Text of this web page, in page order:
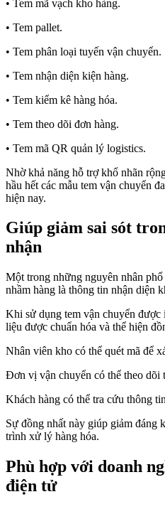
• Tem mã vạch kho hàng.
• Tem pallet.
• Tem phân loại tuyến vận chuyển.
• Tem nhận diện kiện hàng.
• Tem kiểm kê hàng hóa.
• Tem theo dõi đơn hàng.
• Tem mã QR quản lý logistics.
Nhờ khả năng hỗ trợ khổ nhãn
hầu hết các mẫu tem vận chuyển
hiện nay.
Giúp giảm sai sót
nhận
Một trong những nguyên nhân
nhầm hàng là thông tin nhận diện
Khi sử dụng tem vận chuyển
liệu được chuẩn hóa và thể hiện
Nhân viên kho có thể quét mã để
Đơn vị vận chuyển có thể theo dõi
Khách hàng có thể tra cứu thông
Sự đồng nhất này giúp giảm đáng
trình xử lý hàng hóa.
Phù hợp với doanh
điện tử